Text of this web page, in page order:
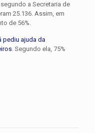
a Secretaria de
25.136. Assim, em
de 56%.
pediu ajuda da
. Segundo ela, 75%